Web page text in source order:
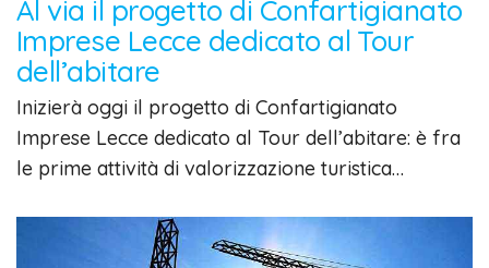
Al via il progetto di Confartigianato
Imprese Lecce dedicato al Tour
dell’abitare
Inizierà oggi il progetto di Confartigianato
Imprese Lecce dedicato al Tour dell’abitare: è fra
le prime attività di valorizzazione turistica…